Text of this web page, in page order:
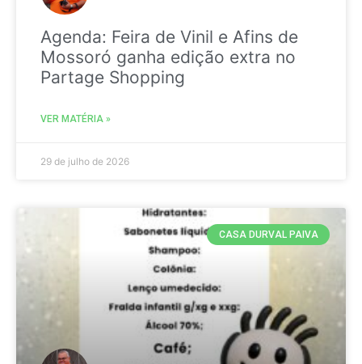
Agenda: Feira de Vinil e Afins de
Mossoró ganha edição extra no
Partage Shopping
VER MATÉRIA »
29 de julho de 2026
CASA DURVAL PAIVA